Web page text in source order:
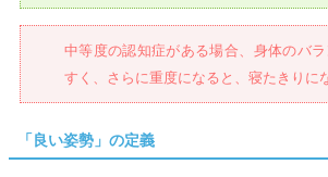
中等度の認知症がある場合、身体のバ
すく、さらに重度になると、寝たきりに
「良い姿勢」の定義